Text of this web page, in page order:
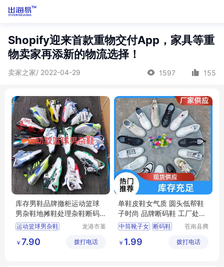
Shopify迎来首款重物交付App，家具等重
物卖家再添新的物流选择！
卖家之家/ 2022-04-29 1597 155
库存男鞋品牌撤柜运动篮球
男杂鞋地摊鞋处理杂鞋断码
鞋库存鞋
运动篮球男杂鞋
男鞋厂家
龙港市堇
￥ 7.90 拨打电话
单鞋皮鞋女气质 圆头低帮鞋
子时尚 品牌断码鞋 工厂处理
鞋
中筒靴子女 断码鞋
跑步鞋男轻便
苍南县腾
务商行
￥ 1.99 拨打电话